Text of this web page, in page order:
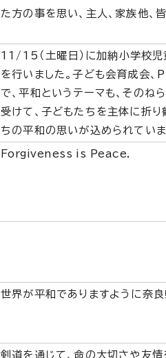
た方の事を思い、主人、家族他、
11/15（土曜日）に加納小学校児
を行いました。子ども会育成会
で、平和というテーマも、そのね
受けて、子どもたちを主体に折
ちの平和の思いが込められていま
Forgiveness is Peace.
世界が平和でありますように奈良
剣道を通じて、命の大切さや友